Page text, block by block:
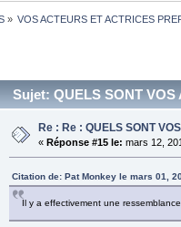
» VOS ACTEURS ET ACTRICES
Sujet: QUELS SONT VOS
Re : Re : QUELS SONT
« Réponse #15 le: mars 12,
Citation de: Pat Monkey le mars 01,
Il y a effectivement une